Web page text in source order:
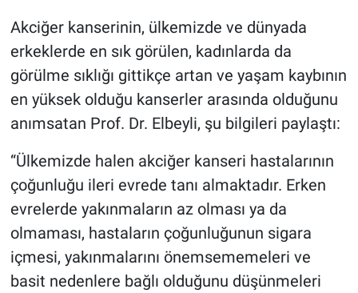
Akciğer kanserinin, ülkemizde ve dünyada
erkeklerde en sık görülen, kadınlarda da
görülme sıklığı gittikçe artan ve yaşam kaybının
en yüksek olduğu kanserler arasında olduğunu
anımsatan Prof. Dr. Elbeyli, şu bilgileri paylaştı:
“Ülkemizde halen akciğer kanseri hastalarının
çoğunluğu ileri evrede tanı almaktadır. Erken
evrelerde yakınmaların az olması ya da
olmaması, hastaların çoğunluğunun sigara
içmesi, yakınmalarını önemsememeleri ve
basit nedenlere bağlı olduğunu düşünmeleri